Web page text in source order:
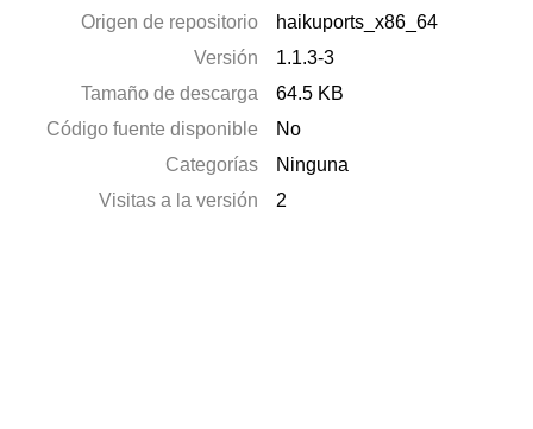
Origen de repositorio
haikuports_x86_64
Versión
1.1.3-3
Tamaño de descarga
64.5 KB
Código fuente disponible
No
Categorías
Ninguna
Visitas a la versión
2